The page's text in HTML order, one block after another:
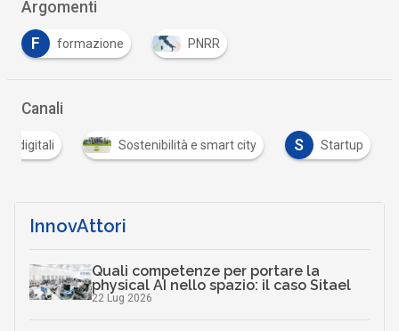
Argomenti
F formazione PNRR
Canali
digitali Sostenibilità e smart city S Startup
InnovAttori
Quali competenze per portare la
physical AI nello spazio: il caso Sitael
22 Lug 2026